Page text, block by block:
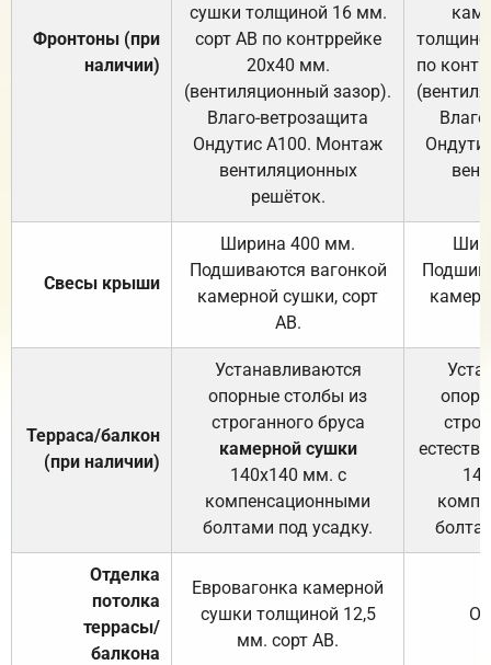
Фронтоны (при
наличии)
сушки толщиной 16 мм.
сорт АВ по контррейке
20х40 мм.
(вентиляционный зазор).
Влаго-ветрозащита
Ондутис А100. Монтаж
вентиляционных
решёток.
по
Свесы крыши
Ширина 400 мм.
Подшиваются вагонкой
камерной сушки, сорт
АВ.
Терраса/балкон
(при наличии)
Устанавливаются
опорные столбы из
строганного бруса
камерной сушки
140х140 мм. с
компенсационными
болтами под усадку.
Отделка
потолка
террасы/
балкона
Евровагонка камерной
сушки толщиной 12,5
мм. сорт АВ.